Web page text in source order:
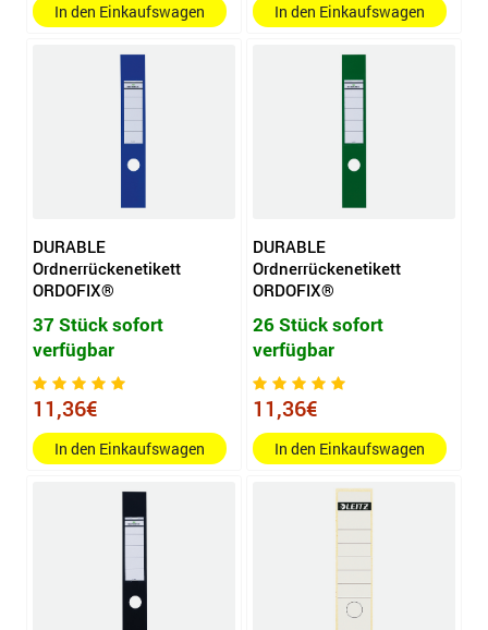
In den Einkaufswagen In den Einkaufswagen
DURABLE
Ordnerrückenetikett
ORDOFIX®
37 Stück sofort
verfügbar
11,36€
In den Einkaufswagen
DURABLE
Ordnerrückenetikett
ORDOFIX®
26 Stück sofort
verfügbar
11,36€
In den Einkaufswagen